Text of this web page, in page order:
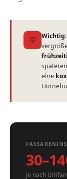
💡 Wichtig:
eine
Je nach